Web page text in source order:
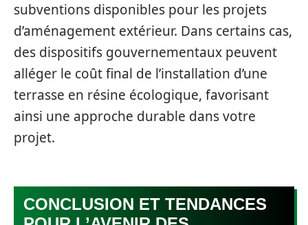
subventions disponibles pour les projets
d’aménagement extérieur. Dans certains cas,
des dispositifs gouvernementaux peuvent
alléger le coût final de l’installation d’une
terrasse en résine écologique, favorisant
ainsi une approche durable dans votre
projet.
CONCLUSION ET TENDANCES